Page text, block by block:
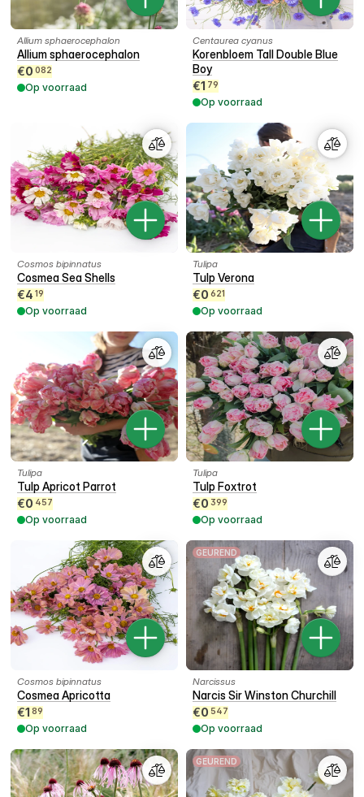
Allium sphaerocephalon
Allium sphaerocephalon
€0 082
Op voorraad
Centaurea cyanus
Korenbloem Tall Double Blue
Boy
€1 79
Op voorraad
Cosmos bipinnatus
Cosmea Sea Shells
€4 19
Op voorraad
Tulipa
Tulp Verona
€0 621
Op voorraad
Tulipa
Tulp Apricot Parrot
€0 457
Op voorraad
Tulipa
Tulp Foxtrot
€0 399
Op voorraad
Cosmos bipinnatus
Cosmea Apricotta
€1 89
Op voorraad
GEUREND
Narcissus
Narcis Sir Winston Churchill
€0 547
Op voorraad
GEUREND